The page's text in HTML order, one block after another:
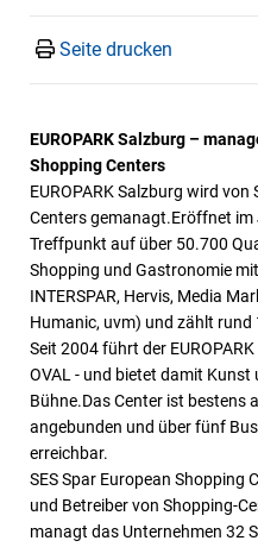
Seite drucken
EUROPARK Salzburg –
Shopping Centers
EUROPARK Salzburg wird von
Centers gemanagt.Eröffnet
Treffpunkt auf über 50.700
Shopping und Gastronomie
INTERSPAR, Hervis, Media
Humanic, uvm) und zählt rund
Seit 2004 führt der
OVAL - und bietet damit
Bühne.Das Center ist bestens
angebunden und über fünf
erreichbar.
SES Spar European Shopping
und Betreiber von Shopping-
managt das Unternehmen 32